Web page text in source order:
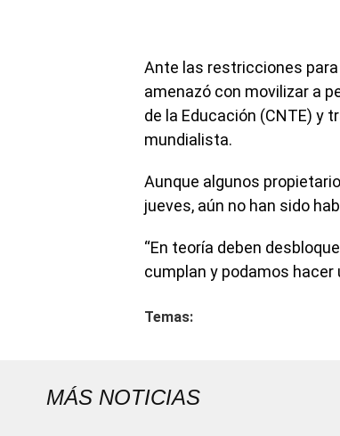
Ante las restricciones
amenazó con movilizar a
de la Educación (CNTE) y
mundialista.
Aunque algunos
jueves, aún no han sido
“En teoría deben
cumplan y podamos hacer
Temas:
MÁS NOTICIAS